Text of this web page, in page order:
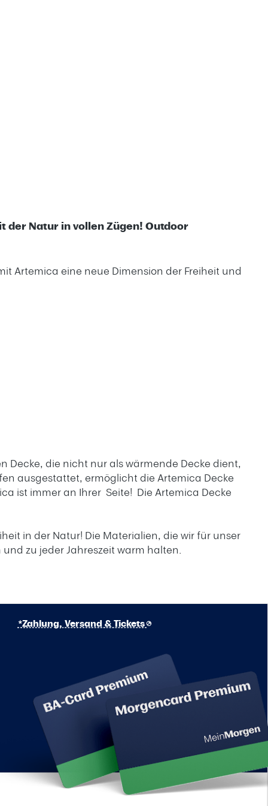
der Natur in vollen Zügen! Outdoor
Artemica eine neue Dimension der Freiheit und
Decke, die nicht nur als wärmende Decke dient,
ausgestattet, ermöglicht die Artemica Decke
ist immer an Ihrer Seite! Die Artemica Decke
in der Natur! Die Materialien, die wir für unser
zu jeder Jahreszeit warm halten.
*Zahlung, Versand & Tickets